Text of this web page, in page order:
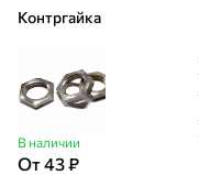
Контргайка
В наличии
От 43 ₽